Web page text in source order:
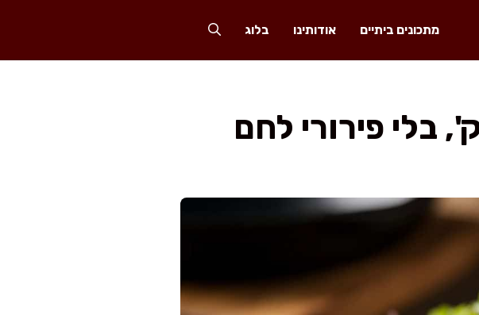
מתכונים ביתיים אודותינו בלוג